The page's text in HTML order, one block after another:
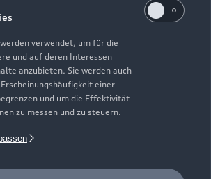
verwendet, um für die
und auf deren Interessen
anzubieten. Sie werden auch
einer
und um die Effektivität
zu messen und zu steuern.
Es handelt sich hierbei um
Volkswagen Bank GmbH),
Volkswagen Leasing GmbH),
(durch Volkswagen Versicherung AG,
AG) sowie Mobilitätsleistungen
Leasing GmbH). Zusätzlich werden
anderer Anbieter vermittelt.
von der Audi Leasing,
ist der Anteil der zertifizierten